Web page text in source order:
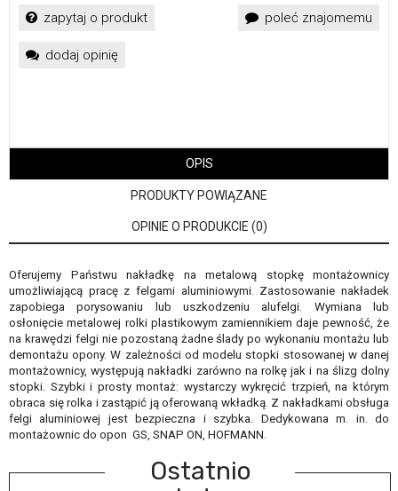
zapytaj o produkt poleć znajomemu
dodaj opinię
OPIS
PRODUKTY POWIĄZANE
OPINIE O PRODUKCIE (0)
Oferujemy Państwu nakładkę na metalową stopkę montażownicy
umożliwiającą pracę z felgami aluminiowymi. Zastosowanie nakładek
zapobiega porysowaniu lub uszkodzeniu alufelgi. Wymiana lub
osłonięcie metalowej rolki plastikowym zamiennikiem daje pewność, że
na krawędzi felgi nie pozostaną żadne ślady po wykonaniu montażu lub
demontażu opony. W zależności od modelu stopki stosowanej w danej
montażownicy, występują nakładki zarówno na rolkę jak i na ślizg dolny
stopki. Szybki i prosty montaż: wystarczy wykręcić trzpień, na którym
obraca się rolka i zastąpić ją oferowaną wkładką. Z nakładkami obsługa
felgi aluminiowej jest bezpieczna i szybka. Dedykowana m. in. do
montażownic do opon GS, SNAP ON, HOFMANN.
Ostatnio